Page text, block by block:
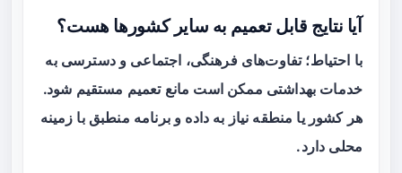
آیا نتایج قابل تعمیم به سایر کشورها هست؟
با احتیاط؛ تفاوت‌های فرهنگی، اجتماعی و دسترسی به
خدمات بهداشتی ممکن است مانع تعمیم مستقیم شود.
هر کشور یا منطقه نیاز به داده و برنامه منطبق با زمینه
محلی دارد.